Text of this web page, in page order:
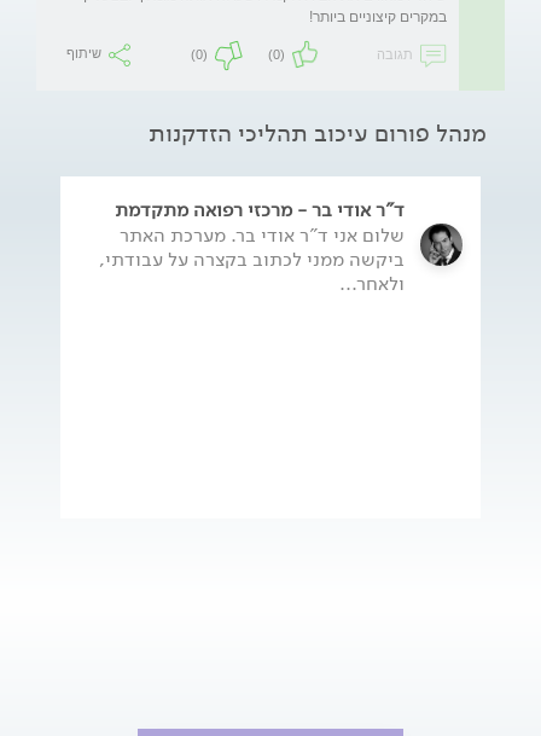
במקרים קיצוניים ביותר!
תגובה (0)
(0) שיתוף
מנהל פורום עיכוב תהליכי הזדקנות
ד"ר אודי בר - מרכזי רפואה מתקדמת
שלום אני ד"ר אודי בר. מערכת האתר
ביקשה ממני לכתוב בקצרה על עבודתי,
ולאחר...